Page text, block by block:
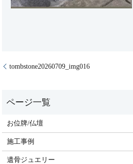
tombstone20260709_img016
お位牌/仏壇
施工事例
遺骨ジュエリー